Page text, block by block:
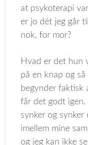
at psykoterapi
er jo dét jeg går
nok, for mor?
Hvad er det hun
på en knap og
begynder faktisk
får det godt
synker og
imellem mine
og jeg kan ikke